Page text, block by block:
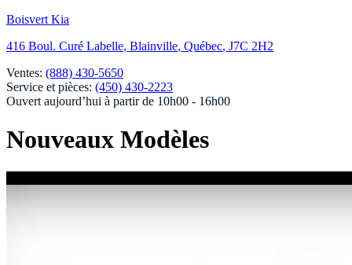
Boisvert Kia
416 Boul. Curé Labelle, Blainville, Québec, J7C 2H2
Ventes: (888) 430-5650
Service et pièces: (450) 430-2223
Ouvert aujourd’hui à partir de 10h00 - 16h00
Nouveaux Modèles